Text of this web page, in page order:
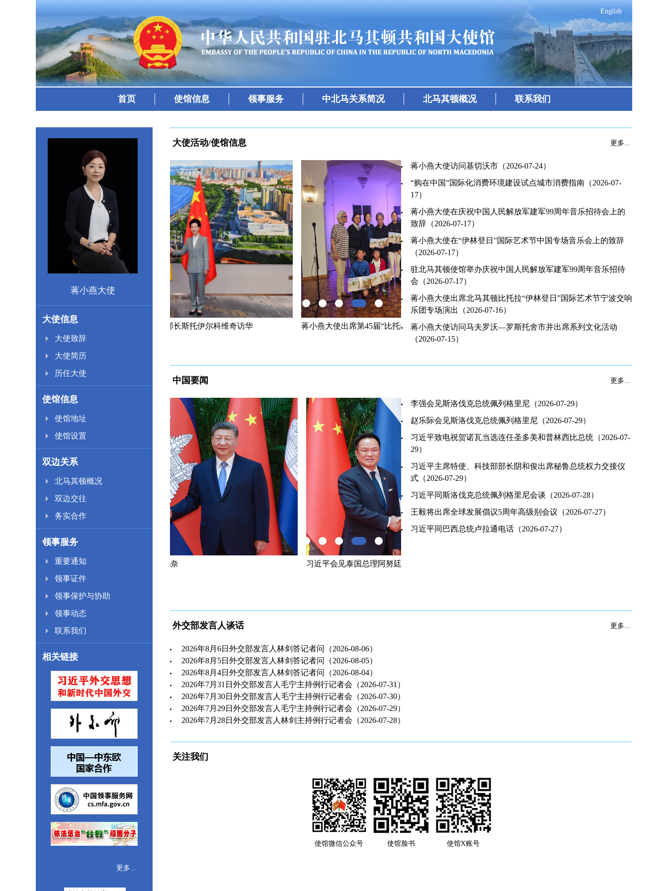
English
首页 使馆信息 领事服务 中北马关系简况 北马其顿概况 联系我们
蒋小燕大使
大使信息
大使致辞
大使简历
历任大使
使馆信息
使馆地址
使馆设置
双边关系
北马其顿概况
双边交往
务实合作
领事服务
重要通知
领事证件
领事保护与协助
领事动态
联系我们
相关链接
更多...
大使活动/使馆信息 更多...
际关系部长斯托伊尔科维奇访华 蒋小燕大使出席第45届“比托拉小蒙马特”国际儿童艺术节开幕式 蒋小燕大使拜会北马其顿奥委会主席迪麦夫斯基
蒋小燕大使访问基切沃市（2026-07-24）
“购在中国”国际化消费环境建设试点城市消费指南（2026-07-
17）
蒋小燕大使在庆祝中国人民解放军建军99周年音乐招待会上的
致辞（2026-07-17）
蒋小燕大使在“伊林登日”国际艺术节中国专场音乐会上的致辞
（2026-07-17）
驻北马其顿使馆举办庆祝中国人民解放军建军99周年音乐招待
会（2026-07-17）
蒋小燕大使出席北马其顿比托拉“伊林登日”国际艺术节宁波交响
乐团专场演出（2026-07-16）
蒋小燕大使访问马夫罗沃—罗斯托舍市并出席系列文化活动
（2026-07-15）
中国要闻 更多...
习近平会见泰国总理阿努廷
李强会见斯洛伐克总统佩列格里尼（2026-07-29）
赵乐际会见斯洛伐克总统佩列格里尼（2026-07-29）
习近平致电祝贺诺瓦当选连任圣多美和普林西比总统（2026-07-
29）
习近平主席特使、科技部部长阴和俊出席秘鲁总统权力交接仪
式（2026-07-29）
习近平同斯洛伐克总统佩列格里尼会谈（2026-07-28）
王毅将出席全球发展倡议5周年高级别会议（2026-07-27）
习近平同巴西总统卢拉通电话（2026-07-27）
外交部发言人谈话 更多...
2026年8月6日外交部发言人林剑答记者问（2026-08-06）
2026年8月5日外交部发言人林剑答记者问（2026-08-05）
2026年8月4日外交部发言人林剑答记者问（2026-08-04）
2026年7月31日外交部发言人毛宁主持例行记者会（2026-07-31）
2026年7月30日外交部发言人毛宁主持例行记者会（2026-07-30）
2026年7月29日外交部发言人毛宁主持例行记者会（2026-07-29）
2026年7月28日外交部发言人林剑主持例行记者会（2026-07-28）
关注我们
使馆微信公众号 使馆脸书 使馆X账号